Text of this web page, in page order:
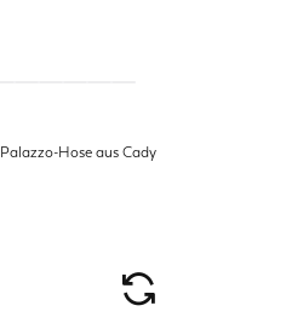
Palazzo-Hose aus Cady